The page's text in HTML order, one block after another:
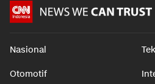
Nasional
Otomotif